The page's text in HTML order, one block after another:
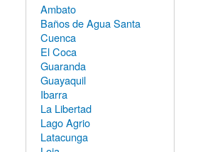
Ambato
Baños de Agua Santa
Cuenca
El Coca
Guaranda
Guayaquil
Ibarra
La Libertad
Lago Agrio
Latacunga